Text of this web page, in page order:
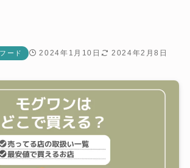
ード 2024年1月10日 2024年2月8日